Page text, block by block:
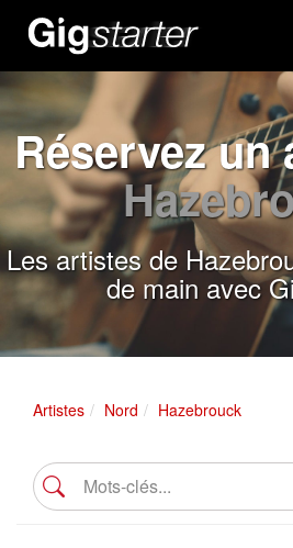
Réservez un
Les artistes de
de main avec
Artistes Nord Hazebrouck